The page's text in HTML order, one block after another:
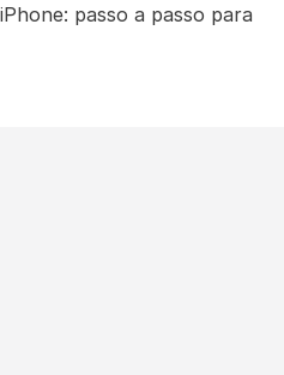
passo a passo para